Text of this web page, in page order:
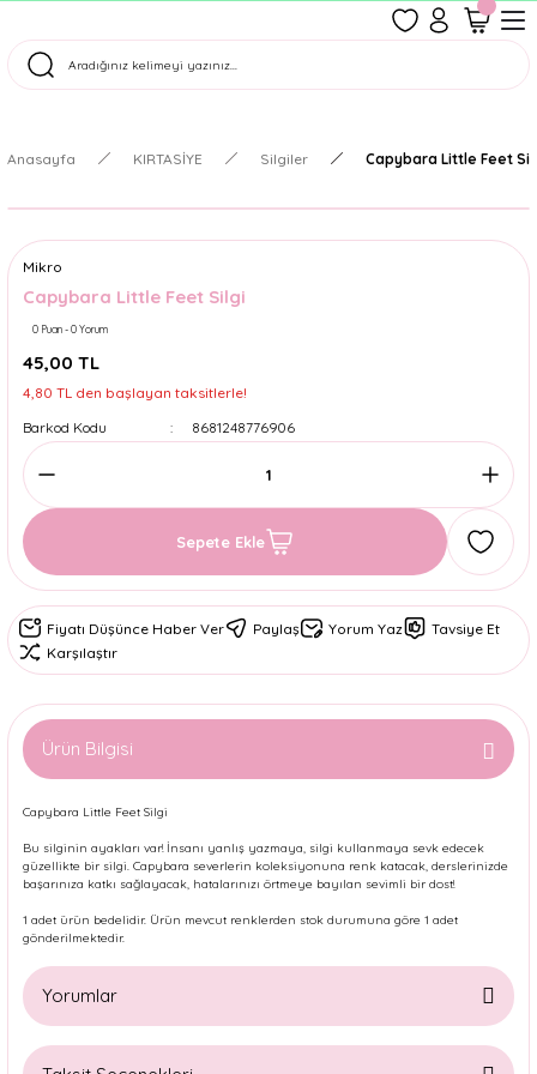
Tüm Siparişler Aynı Gün Kargoda!
Anasayfa KIRTASİYE Silgiler Capybara Little Feet
Mikro
Capybara Little Feet Silgi
0 Puan - 0 Yorum
45,00 TL
4,80 TL den başlayan taksitlerle!
Barkod Kodu
8681248776906
Sepete Ekle
Fiyatı Düşünce Haber Ver Paylaş Yorum Yaz
Tavsiye Et
Karşılaştır
Ürün Bilgisi
Capybara Little Feet Silgi
Bu silginin ayakları var! İnsanı yanlış yazmaya, silgi kullanmaya sevk edecek
güzellikte bir silgi. Capybara severlerin koleksiyonuna renk katacak, derslerinizde
başarınıza katkı sağlayacak, hatalarınızı örtmeye bayılan sevimli bir dost!
1 adet ürün bedelidir. Ürün mevcut renklerden stok durumuna göre 1 adet
gönderilmektedir.
Yorumlar